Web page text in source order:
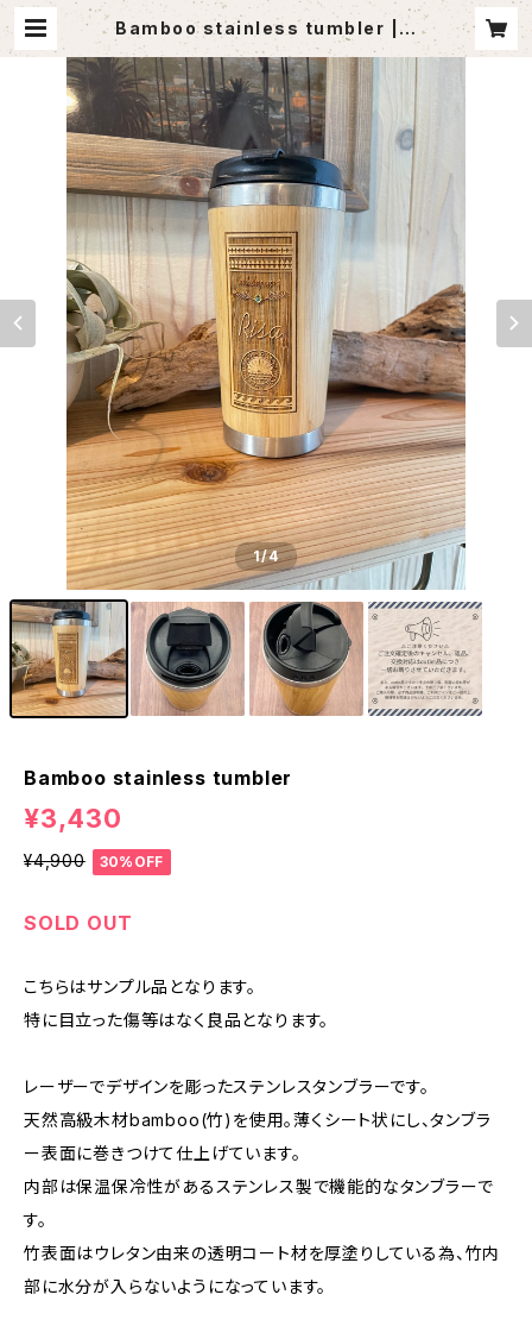
Bamboo stainless tumbler | a
goutlet
1/4
Bamboo stainless tumbler
¥3,430
¥4,900 30%OFF
SOLD OUT
こちらはサンプル品となります。
特に目立った傷等はなく良品となります。
レーザーでデザインを彫ったステンレスタンブラーです。
天然高級木材bamboo(竹)を使用。薄くシート状にし、タンブラ
ー表面に巻きつけて仕上げています。
内部は保温保冷性があるステンレス製で機能的なタンブラーで
す。
竹表面はウレタン由来の透明コート材を厚塗りしている為、竹内
部に水分が入らないようになっています。